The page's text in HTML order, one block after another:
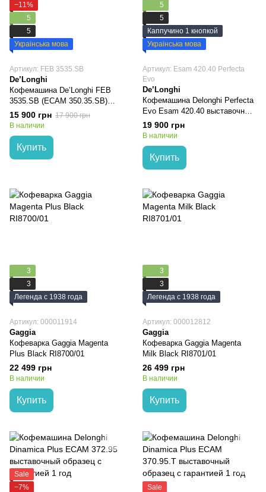
−11%
5
5
Украінська мова
Артикул: FEB 3535.SB
De’Longhi
Кофемашина De’Longhi FEB
3535.SB (ECAM 350.35.SB)
выставочный образец с
гарантией 1 год
15 900 грн 17 900 грн
В наличии
Купить
5
5
Каппучино 1 кнопкой
Украінська мова
Артикул: Esam 420.40 Perfecta
Evo
De’Longhi
Кофемашина Delonghi Perfecta
Evo Esam 420.40 выставочный
образец с гарантией 1 год
19 900 грн
В наличии
Купить
3
3
Легенда с 1938 года
Артикул: 000011914
Gaggia
Кофеварка Gaggia Magenta
Plus Black RI8700/01
22 499 грн
В наличии
Купить
3
3
Легенда с 1938 года
Артикул: 000012812
Gaggia
Кофеварка Gaggia Magenta
Milk Black RI8701/01
26 499 грн
В наличии
Купить
Sale
−7%
Sale